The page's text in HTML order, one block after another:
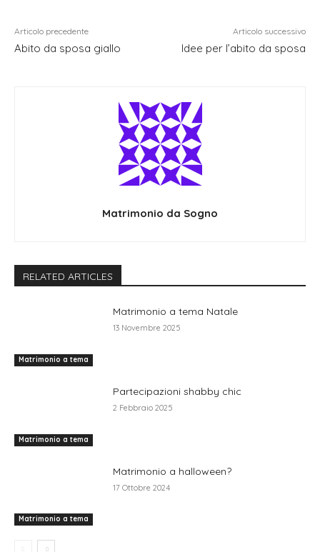
Articolo precedente
Abito da sposa giallo
Articolo successivo
Idee per l’abito da sposa
Matrimonio da Sogno
RELATED ARTICLES
Matrimonio a tema
Matrimonio a tema Natale
13 Novembre 2025
Matrimonio a tema
Partecipazioni shabby chic
2 Febbraio 2025
Matrimonio a tema
Matrimonio a halloween?
17 Ottobre 2024